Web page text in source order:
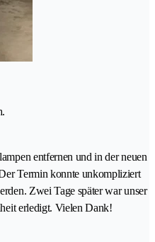
entfernen und in der neuen
Termin konnte unkompliziert
Zwei Tage später war unser
erledigt. Vielen Dank!